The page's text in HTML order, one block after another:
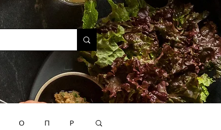
О П Р